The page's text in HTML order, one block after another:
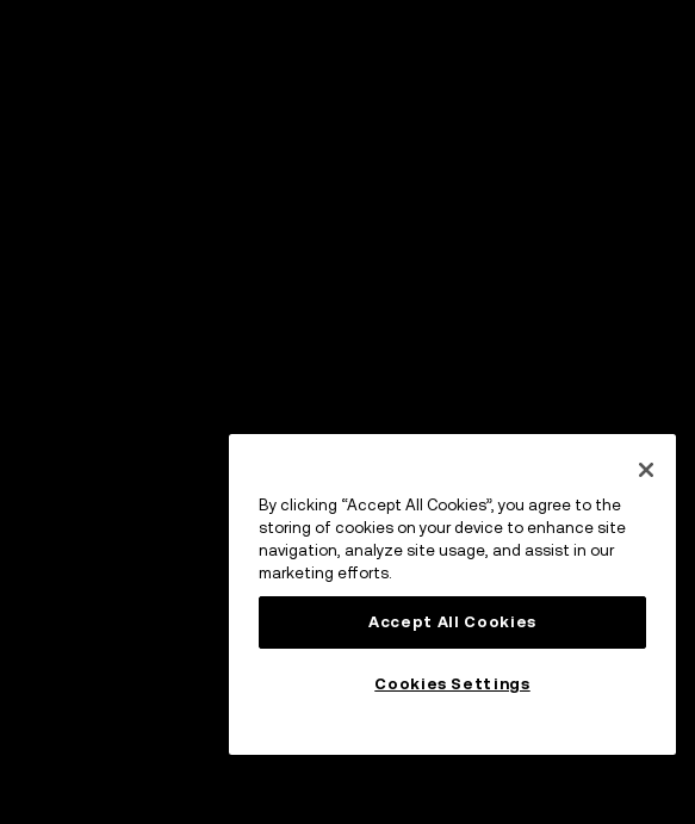
By clicking “Accept All Cookies”, you agree to the
storing of cookies on your device to enhance site
navigation, analyze site usage, and assist in our
marketing efforts.
Accept All Cookies
Cookies Settings